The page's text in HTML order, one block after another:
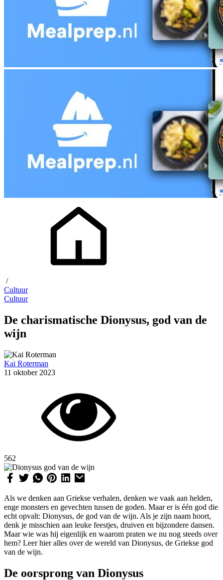
/
Cultuur
Cultuur
De charismatische Dionysus, god van de
wijn
Kai Roterman
11 oktober 2023
562
Als we denken aan Griekse verhalen, denken we vaak aan helden,
enge monsters en gevechten tussen de goden. Maar er is één god die
echt opvalt: Dionysus, de god van de wijn. Als je zijn naam hoort,
denk je misschien aan leuke feestjes, druiven en bijzondere dansen.
Maar wie was hij eigenlijk en waarom praten we nu nog steeds over
hem? Leer hier alles over de wereld van Dionysus, de Griekse god
van de wijn.
De oorsprong van Dionysus